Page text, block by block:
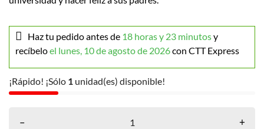
Haz tu pedido antes de 18 horas y 23 minutosy
recíbeloel lunes, 10 de agosto de 2026con CTT Express
¡Rápido! ¡Sólo 1 unidad(es) disponible!
– +